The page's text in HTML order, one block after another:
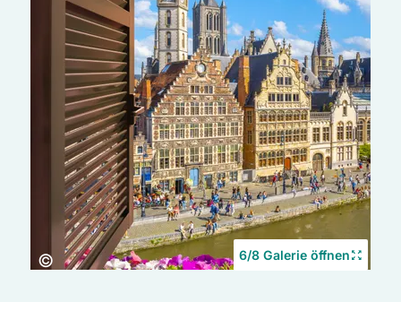
Copyright:
© 6/8 Galerie öffnen